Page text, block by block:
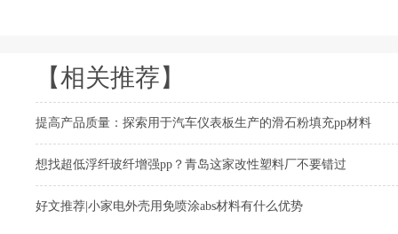
【相关推荐】
提高产品质量：探索用于汽车仪表板生产的滑石粉填充pp材料
想找超低浮纤玻纤增强pp？青岛这家改性塑料厂不要错过
好文推荐|小家电外壳用免喷涂abs材料有什么优势